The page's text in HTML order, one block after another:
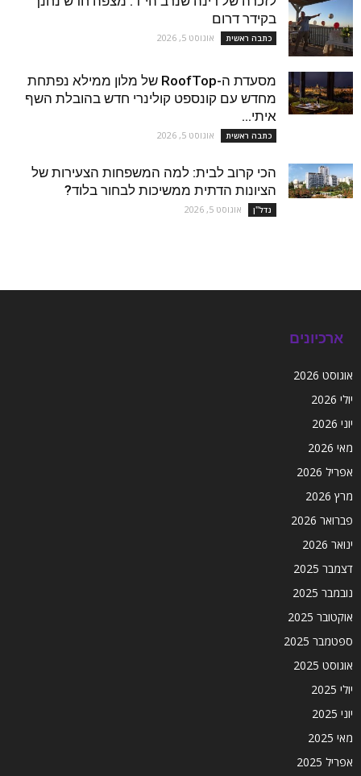
בקידר דרום
כתבה ראשית אוגוסט 5, 2026
מסעדת ה-RoofTop של מלון ממילא נפתחת
מחדש עם קונספט קולינרי חדש בהובלת השף
איתי...
כתבה ראשית אוגוסט 5, 2026
הכי קרוב לבית: למה המשפחות הצעירות של
הציונות הדתית ממשיכות לבחור בלוד?
נדל''ן אוגוסט 5, 2026
ארכיונים
אוגוסט 2026
יולי 2026
יוני 2026
מאי 2026
אפריל 2026
מרץ 2026
פברואר 2026
ינואר 2026
דצמבר 2025
נובמבר 2025
אוקטובר 2025
ספטמבר 2025
אוגוסט 2025
יולי 2025
יוני 2025
מאי 2025
אפריל 2025